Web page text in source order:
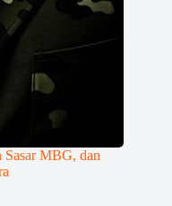
MBG, dan